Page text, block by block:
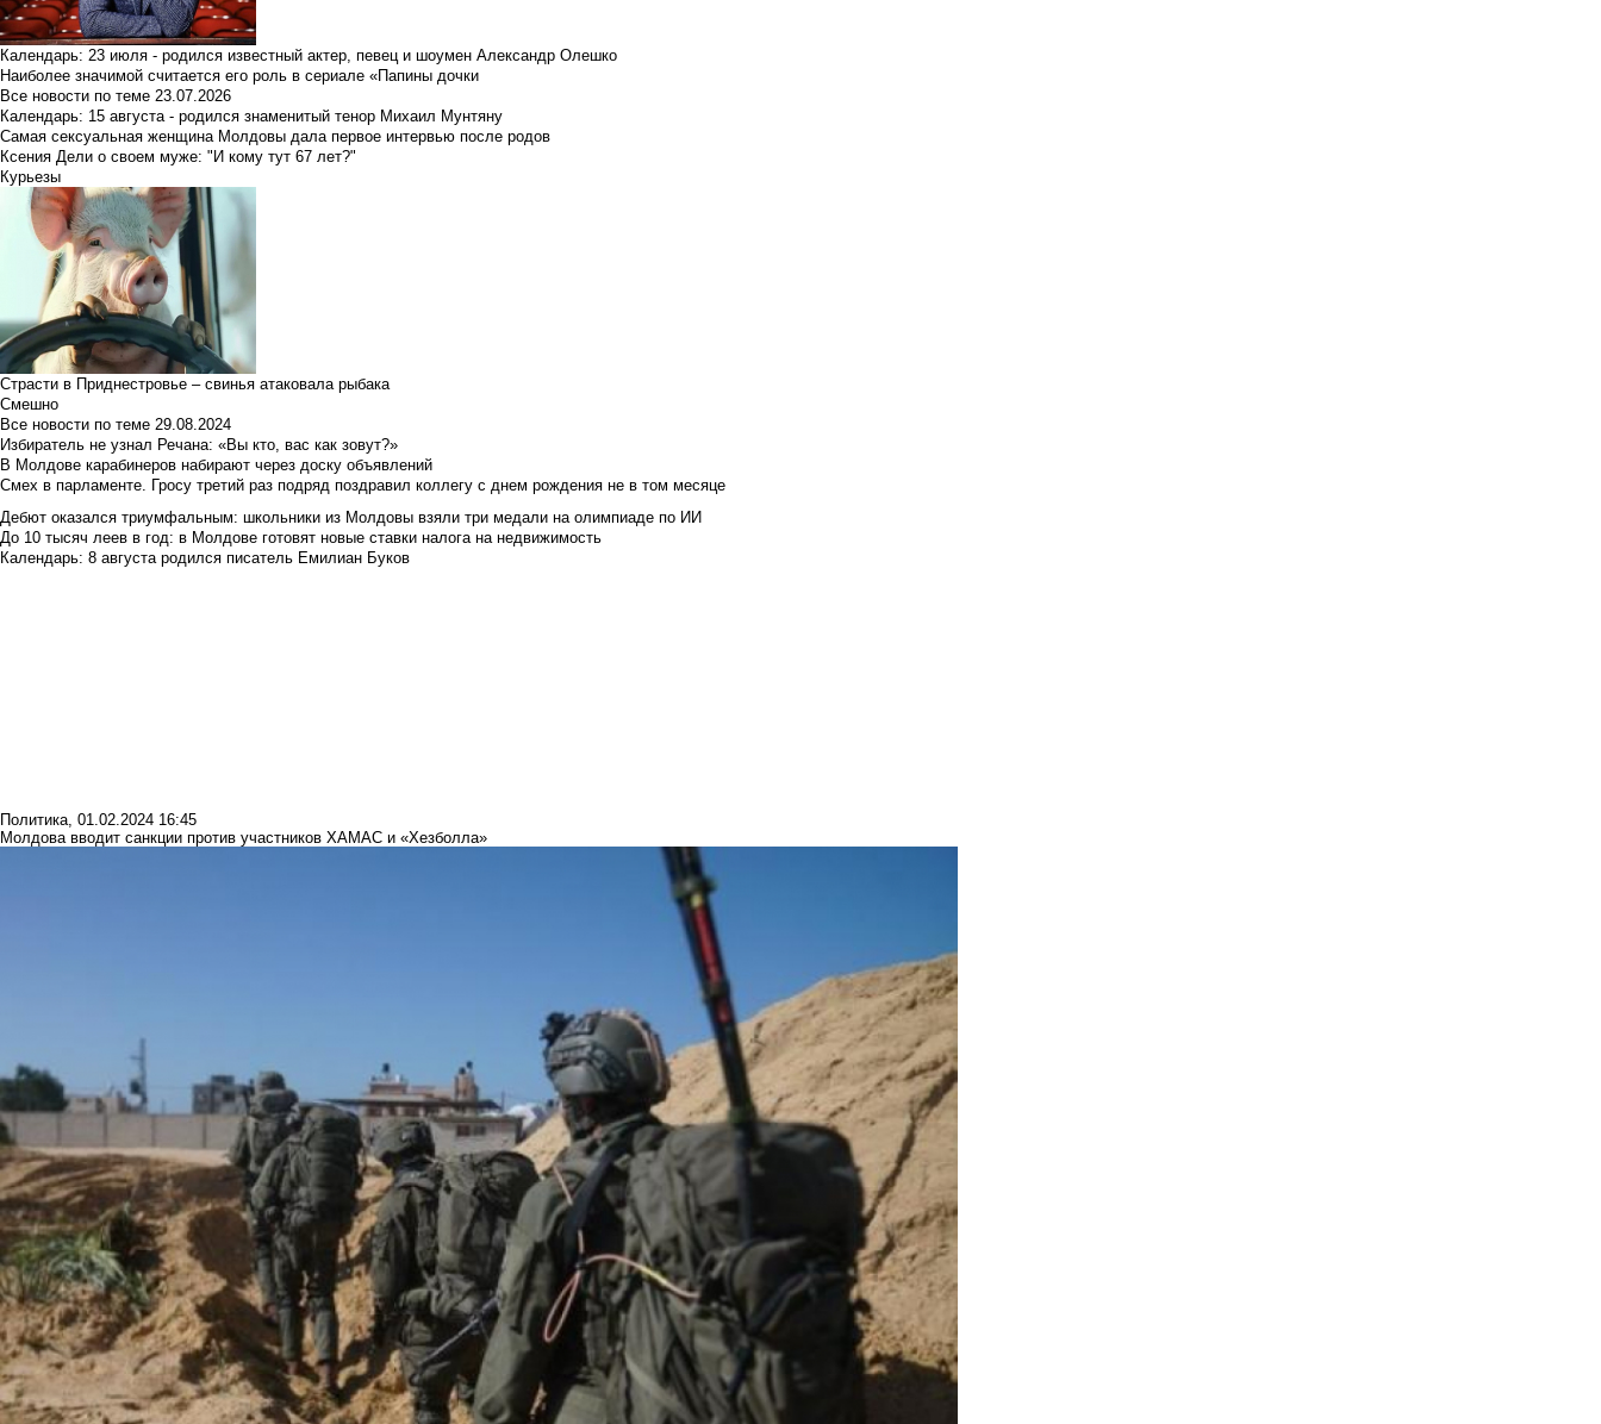
Календарь: 23 июля - родился известный актер, певец и шоумен Александр Олешко
Наиболее значимой считается его роль в сериале «Папины дочки
Все новости по теме 23.07.2026
Календарь: 15 августа - родился знаменитый тенор Михаил Мунтяну
Самая сексуальная женщина Молдовы дала первое интервью после родов
Ксения Дели о своем муже: "И кому тут 67 лет?"
Курьезы
Страсти в Приднестровье – свинья атаковала рыбака
Смешно
Все новости по теме 29.08.2024
Избиратель не узнал Речана: «Вы кто, вас как зовут?»
В Молдове карабинеров набирают через доску объявлений
Смех в парламенте. Гросу третий раз подряд поздравил коллегу с днем рождения не в том месяце
Дебют оказался триумфальным: школьники из Молдовы взяли три медали на олимпиаде по ИИ
До 10 тысяч леев в год: в Молдове готовят новые ставки налога на недвижимость
Календарь: 8 августа родился писатель Емилиан Буков
Политика, 01.02.2024 16:45
Молдова вводит санкции против участников ХАМАС и «Хезболла»